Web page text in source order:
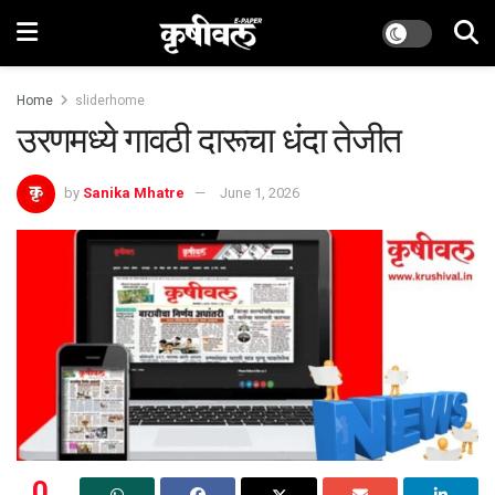
Home sliderhome
उरणमध्ये गावठी दारूचा धंदा तेजीत
by Sanika Mhatre June 1, 2026